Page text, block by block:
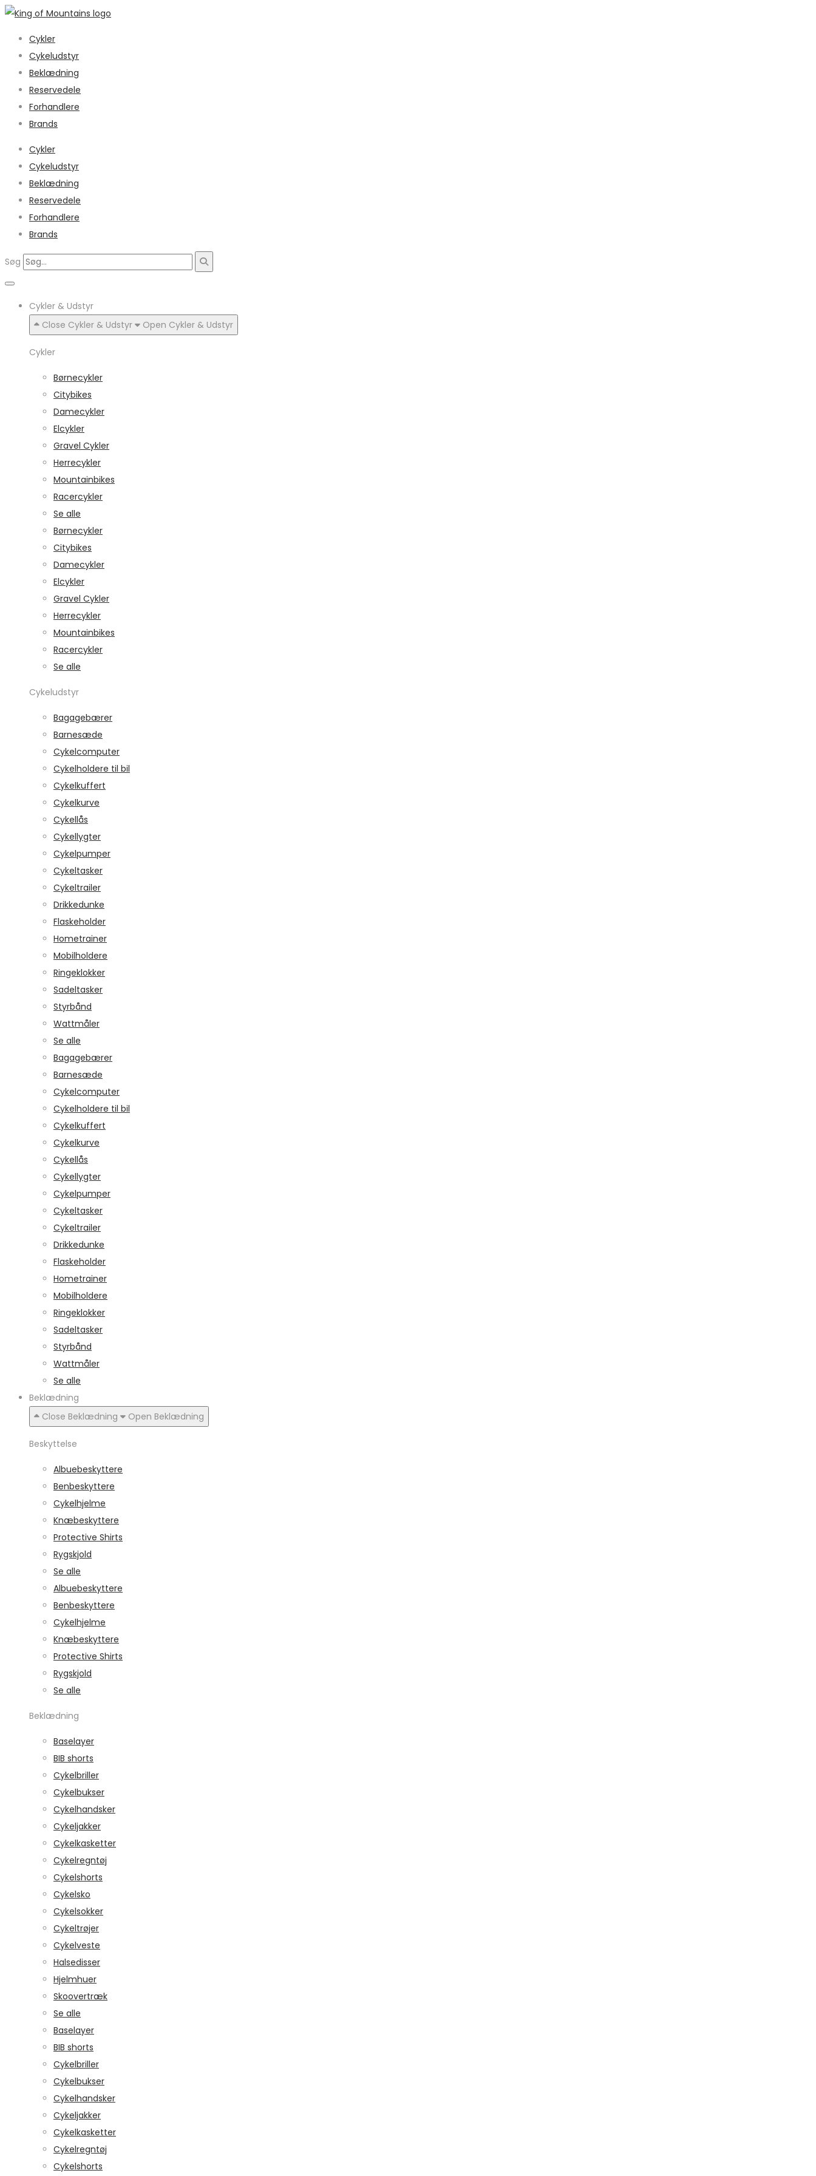
Cykler
Cykeludstyr
Beklædning
Reservedele
Forhandlere
Brands
Cykler
Cykeludstyr
Beklædning
Reservedele
Forhandlere
Brands
Søg
Cykler & Udstyr
Close Cykler & Udstyr
Open Cykler & Udstyr
Cykler
Børnecykler
Citybikes
Damecykler
Elcykler
Gravel Cykler
Herrecykler
Mountainbikes
Racercykler
Se alle
Børnecykler
Citybikes
Damecykler
Elcykler
Gravel Cykler
Herrecykler
Mountainbikes
Racercykler
Se alle
Cykeludstyr
Bagagebærer
Barnesæde
Cykelcomputer
Cykelholdere til bil
Cykelkuffert
Cykelkurve
Cykellås
Cykellygter
Cykelpumper
Cykeltasker
Cykeltrailer
Drikkedunke
Flaskeholder
Hometrainer
Mobilholdere
Ringeklokker
Sadeltasker
Styrbånd
Wattmåler
Se alle
Bagagebærer
Barnesæde
Cykelcomputer
Cykelholdere til bil
Cykelkuffert
Cykelkurve
Cykellås
Cykellygter
Cykelpumper
Cykeltasker
Cykeltrailer
Drikkedunke
Flaskeholder
Hometrainer
Mobilholdere
Ringeklokker
Sadeltasker
Styrbånd
Wattmåler
Se alle
Beklædning
Close Beklædning
Open Beklædning
Beskyttelse
Albuebeskyttere
Benbeskyttere
Cykelhjelme
Knæbeskyttere
Protective Shirts
Rygskjold
Se alle
Albuebeskyttere
Benbeskyttere
Cykelhjelme
Knæbeskyttere
Protective Shirts
Rygskjold
Se alle
Beklædning
Baselayer
BIB shorts
Cykelbriller
Cykelbukser
Cykelhandsker
Cykeljakker
Cykelkasketter
Cykelregntøj
Cykelshorts
Cykelsko
Cykelsokker
Cykeltrøjer
Cykelveste
Halsedisser
Hjelmhuer
Skoovertræk
Se alle
Baselayer
BIB shorts
Cykelbriller
Cykelbukser
Cykelhandsker
Cykeljakker
Cykelkasketter
Cykelregntøj
Cykelshorts